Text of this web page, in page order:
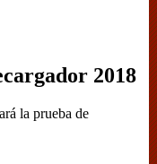
2018
la prueba de